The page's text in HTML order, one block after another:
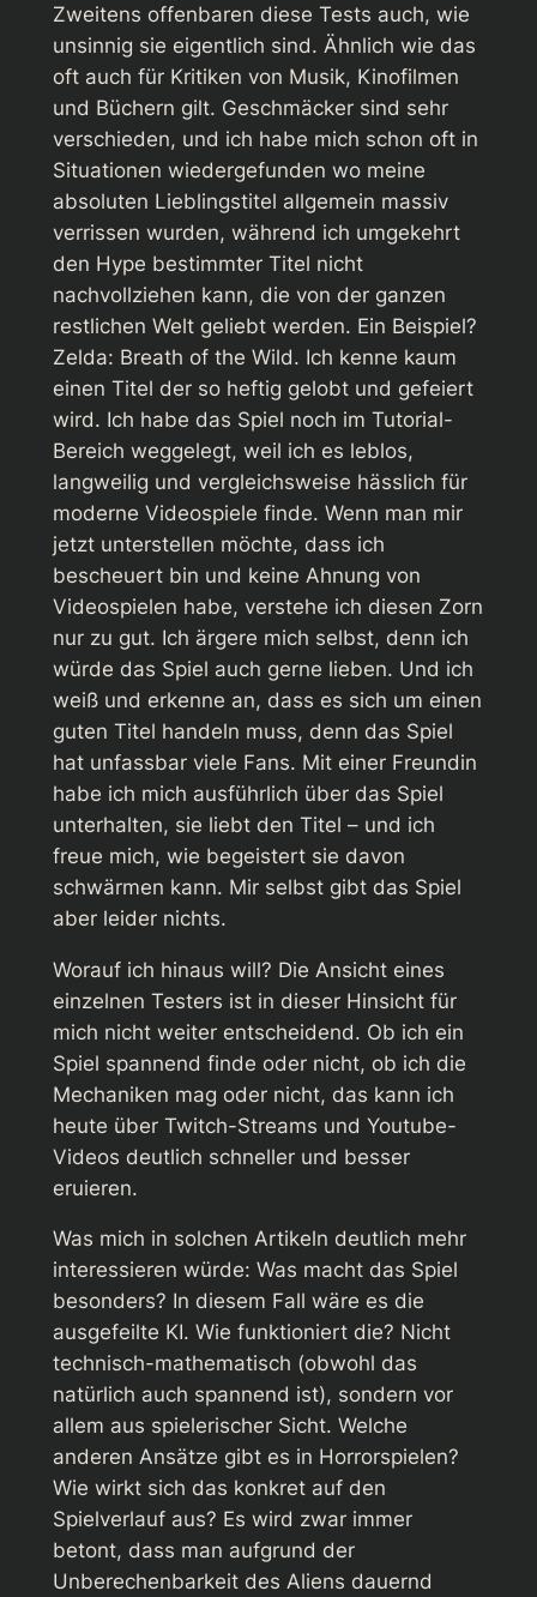
Zweitens offenbaren diese Tests auch, wie
unsinnig sie eigentlich sind. Ähnlich wie das
oft auch für Kritiken von Musik, Kinofilmen
und Büchern gilt. Geschmäcker sind sehr
verschieden, und ich habe mich schon oft in
Situationen wiedergefunden wo meine
absoluten Lieblingstitel allgemein massiv
verrissen wurden, während ich umgekehrt
den Hype bestimmter Titel nicht
nachvollziehen kann, die von der ganzen
restlichen Welt geliebt werden. Ein Beispiel?
Zelda: Breath of the Wild. Ich kenne kaum
einen Titel der so heftig gelobt und gefeiert
wird. Ich habe das Spiel noch im Tutorial-
Bereich weggelegt, weil ich es leblos,
langweilig und vergleichsweise hässlich für
moderne Videospiele finde. Wenn man mir
jetzt unterstellen möchte, dass ich
bescheuert bin und keine Ahnung von
Videospielen habe, verstehe ich diesen Zorn
nur zu gut. Ich ärgere mich selbst, denn ich
würde das Spiel auch gerne lieben. Und ich
weiß und erkenne an, dass es sich um einen
guten Titel handeln muss, denn das Spiel
hat unfassbar viele Fans. Mit einer Freundin
habe ich mich ausführlich über das Spiel
unterhalten, sie liebt den Titel – und ich
freue mich, wie begeistert sie davon
schwärmen kann. Mir selbst gibt das Spiel
aber leider nichts.
Worauf ich hinaus will? Die Ansicht eines
einzelnen Testers ist in dieser Hinsicht für
mich nicht weiter entscheidend. Ob ich ein
Spiel spannend finde oder nicht, ob ich die
Mechaniken mag oder nicht, das kann ich
heute über Twitch-Streams und Youtube-
Videos deutlich schneller und besser
eruieren.
Was mich in solchen Artikeln deutlich mehr
interessieren würde: Was macht das Spiel
besonders? In diesem Fall wäre es die
ausgefeilte KI. Wie funktioniert die? Nicht
technisch-mathematisch (obwohl das
natürlich auch spannend ist), sondern vor
allem aus spielerischer Sicht. Welche
anderen Ansätze gibt es in Horrorspielen?
Wie wirkt sich das konkret auf den
Spielverlauf aus? Es wird zwar immer
betont, dass man aufgrund der
Unberechenbarkeit des Aliens dauernd